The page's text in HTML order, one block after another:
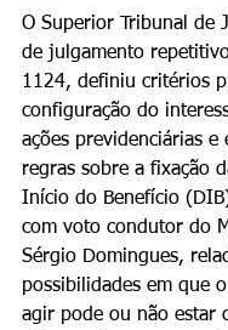
O Superior Tribunal de
de julgamento
1124, definiu critérios
configuração do
ações previdenciárias e
regras sobre a fixação
Início do Benefício
com voto condutor do
Sérgio Domingues,
possibilidades em que
agir pode ou não estar